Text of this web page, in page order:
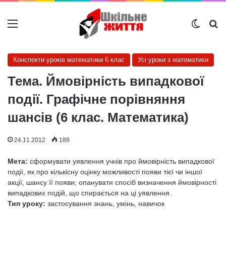
Меню
Конспекти уроків математики 6 клас Усі уроки з математики
Тема. Ймовірність випадкової
події. Графічне порівняння
шансів (6 клас. Математика)
24.11.2012 188
Мета: сформувати уявлення учнів про ймовірність випадкової
події, як про кількісну оцінку можливості появи тієї чи іншої
акції, шансу її появи; опанувати спосіб визначення ймовірності
випадкових подій, що спирається на ці уявлення.
Тип уроку: застосування знань, умінь, навичок